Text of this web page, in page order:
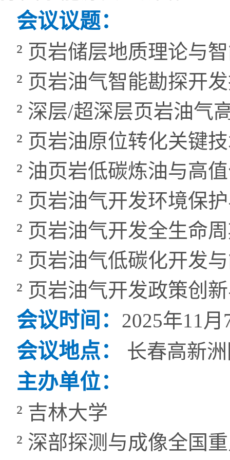
会议议题：
² 页岩储层地质理论与
² 页岩油气智能勘探开
² 深层/超深层页岩油气
² 页岩油原位转化关键
² 油页岩低碳炼油与高
² 页岩油气开发环境保
² 页岩油气开发全生命
² 页岩油气低碳化开发
² 页岩油气开发政策创
会议时间： 2025年11 月
会议地点： 长春高新
主办单位：
² 吉林大学
² 深部探测与成像全国